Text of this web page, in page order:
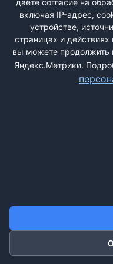
Только красивые
©2011-
даёте согласие на
включая IP-адрес,
устройстве,
страницах и
вы можете продолжить
Яндекс.Метрики.